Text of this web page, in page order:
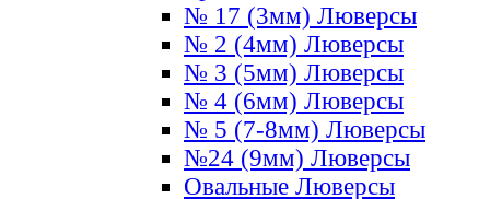
№ 17 (3мм) Люверсы
№ 2 (4мм) Люверсы
№ 3 (5мм) Люверсы
№ 4 (6мм) Люверсы
№ 5 (7-8мм) Люверсы
№24 (9мм) Люверсы
Овальные Люверсы